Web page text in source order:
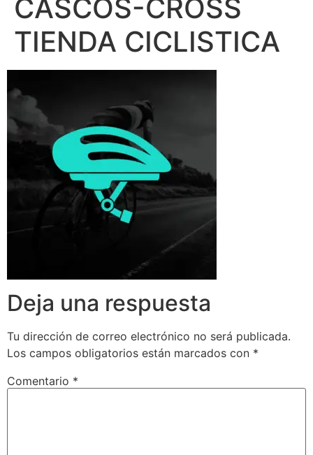
CASCOS-CROSS
TIENDA CICLISTICA
Deja una respuesta
Tu dirección de correo electrónico no será publicada.
Los campos obligatorios están marcados con *
Comentario *